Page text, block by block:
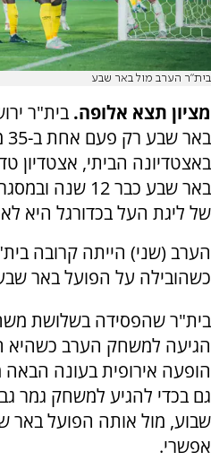
בית"ר הערב מול באר שבע
מציון תצא אלופה. בית"ר
באצטדיונה הביתי, אצטדיון
באר שבע כבר 12
של ליגת העל בכדורגל היא
הערב (שני) הייתה קרובה
כשהובילה על הפועל באר שבע
בית"ר שהפסידה בשלושת
הגיעה למשחק הערב כשהיא
הופעה אירופית בעונה
גם בכדי להגיע למשחק גמר
שבוע, מול אותה הפועל
אפשרי.